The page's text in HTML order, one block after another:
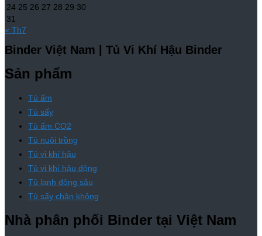
24 25 26 27 28 29 30
31
« Th7
Binder Việt Nam | Tủ Vi Khí Hậu Binder
Sản phẩm
Tủ ấm
Tủ sấy
Tủ ấm CO2
Tủ nuôi trồng
Tủ vi khí hậu
Tủ vi khí hậu động
Tủ lạnh đông sâu
Tủ sấy chân không
Nhà phân phối Binder tại Việt Nam